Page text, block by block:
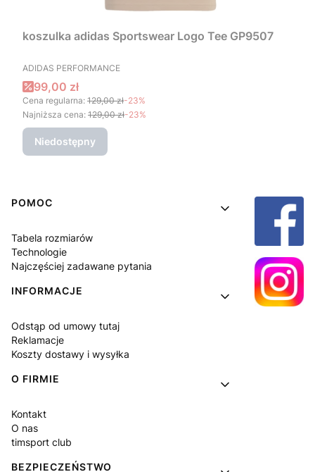
koszulka adidas Sportswear Logo Tee GP9507
PRODUCENT
ADIDAS PERFORMANCE
Cena promocyjna
99,00 zł
Cena regularna: 129,00 zł-23%
Najniższa cena: 129,00 zł-23%
Niedostępny
Linki w stopce
POMOC
Tabela rozmiarów
Technologie
Najczęściej zadawane pytania
INFORMACJE
Odstąp od umowy tutaj
Reklamacje
Koszty dostawy i wysyłka
O FIRMIE
Kontakt
O nas
timsport club
BEZPIECZEŃSTWO